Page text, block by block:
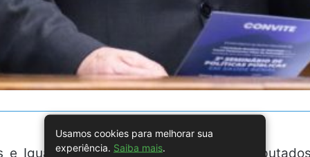
e Igualdade Racial da Câmara dos
Usamos cookies para melhorar sua
experiência. Saiba mais.